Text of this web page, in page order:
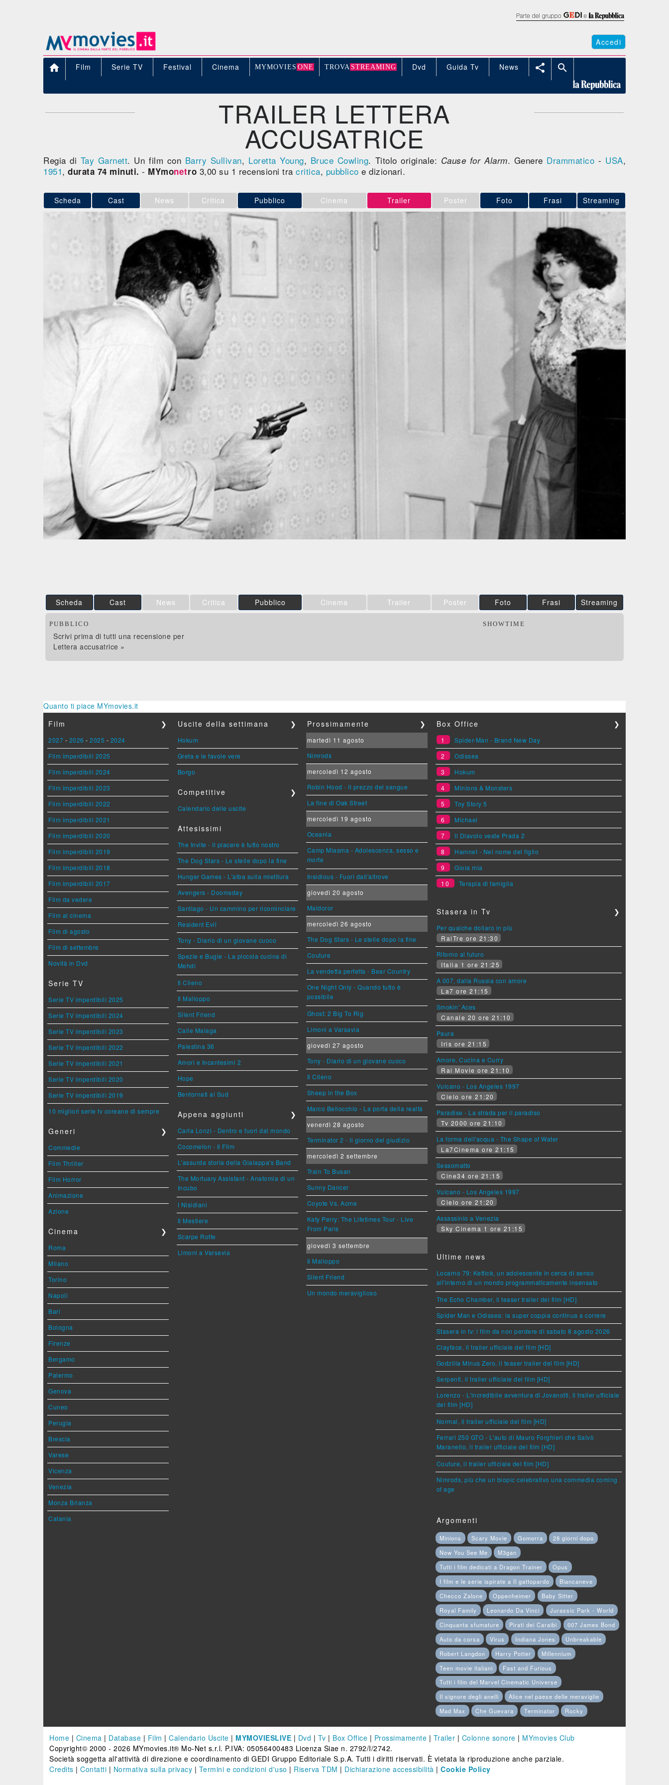
Accedi
 Film Serie TV Festival Cinema MYMOVIE S ONE TROVA STREAMING Dvd Guida Tv News  
TRAILER LETTERA
ACCUSATRICE
Regia di Tay Garnett. Un film con Barry Sullivan, Loretta Young, Bruce Cowling. Titolo originale: Cause for Alarm. Genere Drammatico - USA,
1951, durata 74 minuti. - MYmonetro 3,00 su 1 recensioni tra critica, pubblico e dizionari.
Scheda Cast News Critica Pubblico Cinema Trailer Poster Foto Frasi Streaming
Scheda Cast News Critica Pubblico Cinema Trailer Poster Foto Frasi Streaming
PUBBLICO
Scrivi prima di tutti una recensione per
Lettera accusatrice »
SHOWTIME
Quanto ti piace MYmovies.it
Film
❯
2027 - 2026 - 2025 - 2024
Film imperdibili 2025
Film imperdibili 2024
Film imperdibili 2023
Film imperdibili 2022
Film imperdibili 2021
Film imperdibili 2020
Film imperdibili 2019
Film imperdibili 2018
Film imperdibili 2017
Film da vedere
Film al cinema
Film di agosto
Film di settembre
Novità in Dvd
Serie TV
Serie TV imperdibili 2025
Serie TV imperdibili 2024
Serie TV imperdibili 2023
Serie TV imperdibili 2022
Serie TV imperdibili 2021
Serie TV imperdibili 2020
Serie TV imperdibili 2019
10 migliori serie tv coreane di sempre
Generi ❯
Commedie
Film Thriller
Film Horror
Animazione
Azione
Cinema ❯
Roma
Milano
Torino
Napoli
Bari
Bologna
Firenze
Bergamo
Palermo
Genova
Cuneo
Perugia
Brescia
Varese
Vicenza
Venezia
Monza Brianza
Catania
Uscite della settimana ❯
Hokum
Greta e le favole vere
Borgo
Competitive ❯
Calendario delle uscite
Attesissimi
The Invite - Il piacere è tutto nostro
The Dog Stars - Le stelle dopo la fine
Hunger Games - L'alba sulla mietitura
Avengers - Doomsday
Santiago - Un cammino per ricominciare
Resident Evil
Tony - Diario di un giovane cuoco
Spezie e Bugie - La piccola cucina di
Mehdi
Il Cileno
Il Malloppo
Silent Friend
Calle Malaga
Palestina 36
Amori e Incantesimi 2
Hope
Bentornati al Sud
Appena aggiunti ❯
Carla Lonzi - Dentro e fuori dal mondo
Cocomelon - Il Film
L'assurda storia della Gialappa's Band
The Mortuary Assistant - Anatomia di un
Incubo
I Nisidiani
Il Mestiere
Scarpe Rotte
Limoni a Varsavia
Prossimamente ❯
martedì 11 agosto
Nimrods
mercoledì 12 agosto
Robin Hood - Il prezzo del sangue
La fine di Oak Street
mercoledì 19 agosto
Oceania
Camp Miasma - Adolescenza, sesso e
morte
Insidious - Fuori dall'altrove
giovedì 20 agosto
Maldoror
mercoledì 26 agosto
The Dog Stars - Le stelle dopo la fine
Couture
La vendetta perfetta - Bear Country
One Night Only - Quando tutto è
possibile
Ghost: 2 Big To Rig
Limoni a Varsavia
giovedì 27 agosto
Tony - Diario di un giovane cuoco
Il Cileno
Sheep in the Box
Marco Bellocchio - La porta della realtà
venerdì 28 agosto
Terminator 2 - Il giorno del giudizio
mercoledì 2 settembre
Train To Busan
Sunny Dancer
Coyote Vs. Acme
Katy Perry: The Lifetimes Tour - Live
From Paris
giovedì 3 settembre
Il Malloppo
Silent Friend
Un mondo meraviglioso
Box Office ❯
1
Spider-Man - Brand New Day
2
Odissea
3
Hokum
4
Minions & Monsters
5
Toy Story 5
6
Michael
7
Il Diavolo veste Prada 2
8
Hamnet - Nel nome del figlio
9
Gioia mia
10
Terapia di famiglia
Stasera in Tv ❯
Per qualche dollaro in più
RaiTre ore 21:30
Ritorno al futuro
Italia 1 ore 21:25
A 007, dalla Russia con amore
La7 ore 21:15
Smokin' Aces
Canale 20 ore 21:10
Paura
Iris ore 21:15
Amore, Cucina e Curry
Rai Movie ore 21:10
Vulcano - Los Angeles 1997
Cielo ore 21:20
Paradise - La strada per il paradiso
Tv 2000 ore 21:10
La forma dell'acqua - The Shape of Water
La7Cinema ore 21:15
Sessomatto
Cine34 ore 21:15
Vulcano - Los Angeles 1997
Cielo ore 21:20
Assassinio a Venezia
Sky Cinema 1 ore 21:15
Ultime news
Locarno 79: Ketticè, un adolescente in cerca di senso
all'interno di un mondo programmaticamente insensato
The Echo Chamber, il teaser trailer del film [HD]
Spider Man e Odissea: la super coppia continua a correre
Stasera in tv: i film da non perdere di sabato 8 agosto 2026
Clayface, il trailer ufficiale del film [HD]
Godzilla Minus Zero, il teaser trailer del film [HD]
Serpenti, il trailer ufficiale del film [HD]
Lorenzo - L'incredibile avventura di Jovanotti, il trailer ufficiale
del film [HD]
Normal, il trailer ufficiale del film [HD]
Ferrari 250 GTO - L'auto di Mauro Forghieri che Salvò
Maranello, il trailer ufficiale del film [HD]
Couture, il trailer ufficiale del film [HD]
Nimrods, più che un biopic celebrativo una commedia coming
of age
Argomenti
Minions Scary Movie Gomorra
28 giorni dopo
Now You See Me
M3gan
Tutti i film dedicati a Dragon Trainer
Opus
I film e le serie ispirate a Il gattopardo
Biancaneve
Checco Zalone
Oppenheimer
Baby Sitter
Royal Family
Leonardo Da Vinci
Jurassic Park - World
Cinquanta sfumature
Pirati dei Caraibi
007 James Bond
Auto da corsa
Virus Indiana Jones
Unbreakable
Robert Langdon
Harry Potter
Millennium
Teen movie italiani
Fast and Furious
Tutti i film del Marvel Cinematic Universe
Il signore degli anelli
Alice nel paese delle meraviglie
Mad Max
Che Guevara Terminator Rocky
Home | Cinema | Database | Film | Calendario Uscite | MYMOVIESLIVE | Dvd | Tv | Box Office | Prossimamente | Trailer | Colonne sonore | MYmovies Club
Copyright© 2000 - 2026 MYmovies.it® Mo-Net s.r.l. P.IVA: 05056400483 Licenza Siae n. 2792/I/2742.
Società soggetta all'attività di direzione e coordinamento di GEDI Gruppo Editoriale S.p.A. Tutti i diritti riservati. È vietata la riproduzione anche parziale.
Credits | Contatti | Normativa sulla privacy | Termini e condizioni d'uso | Riserva TDM | Dichiarazione accessibilità | Cookie Policy